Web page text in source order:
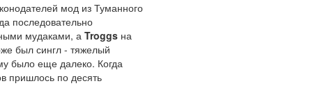
мод из Туманного
последовательно
мудаками, аTroggs на
был сингл - тяжелый
было еще далеко. Когда
пришлось по десять